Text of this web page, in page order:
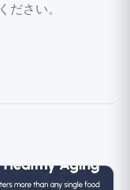
ださい。